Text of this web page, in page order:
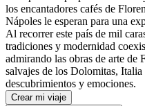
los encantadores cafés de
Nápoles le esperan para una
Al recorrer este país de mil
tradiciones y modernidad
admirando las obras de arte de
salvajes de los Dolomitas, Italia
descubrimientos y emociones.
Crear mi viaje